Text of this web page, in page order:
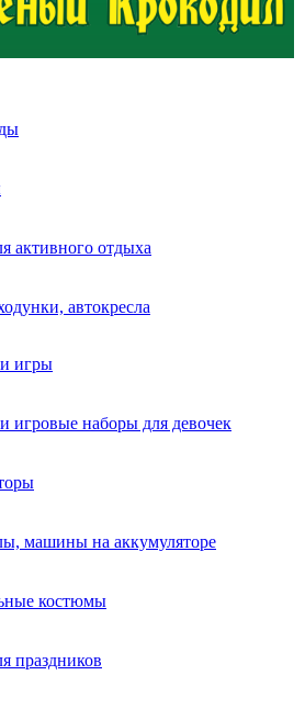
активного отдыха
автокресла
игры
игровые наборы для девочек
машины на аккумуляторе
костюмы
праздников